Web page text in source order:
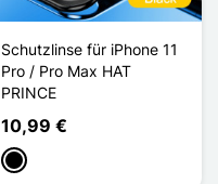
Schutzlinse für iPhone 11
Pro / Pro Max HAT
PRINCE
10,99 €
Schwarz